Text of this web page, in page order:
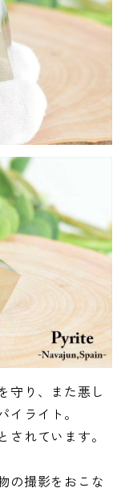
守り、また悪し
ライト。
れています。
の撮影をおこな